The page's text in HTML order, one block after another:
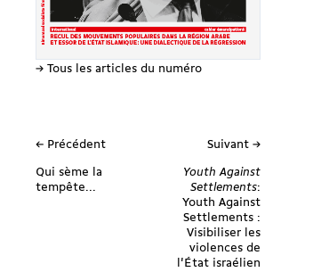
→ Tous les articles du numéro
← Précédent
Qui sème la
tempête...
Suivant →
Youth Against
Settlements:
Youth Against
Settlements :
Visibiliser les
violences de
l'État israélien